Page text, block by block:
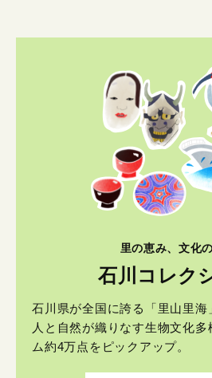
里の恵み、文化
石川コレク
石川県が全国に誇る「里山里海
人と自然が織りなす生物文化
ム約4万点をピックアップ。